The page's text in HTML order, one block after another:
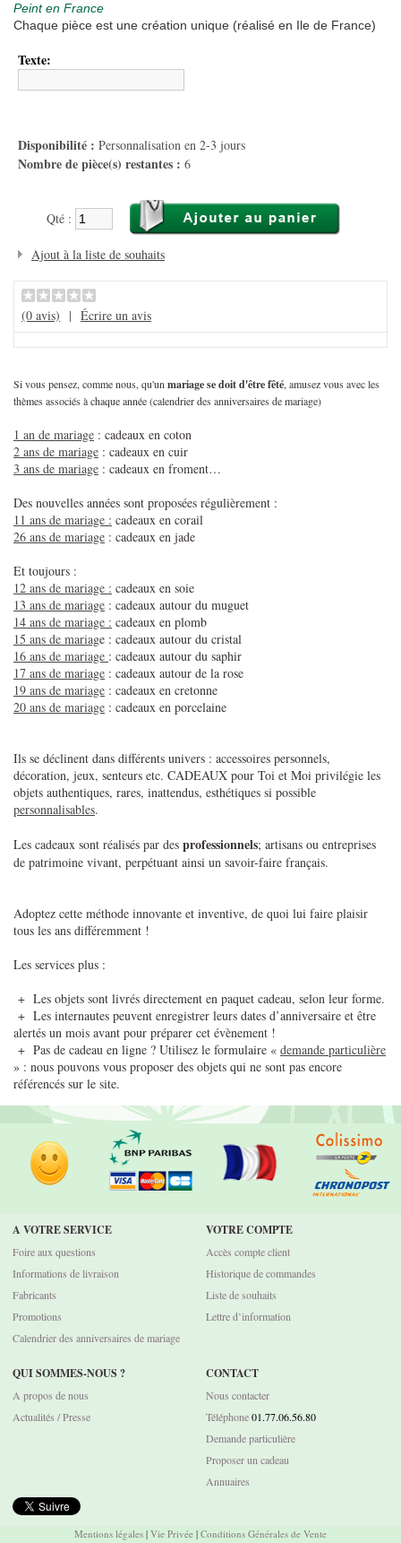
Peint en France
Chaque pièce est une création unique (réalisé en Ile de France)
Texte:
Disponibilité : Personnalisation en 2-3 jours
Nombre de pièce(s) restantes : 6
Qté :
Ajout à la liste de souhaits
(0 avis) | Écrire un avis
Si vous pensez, comme nous, qu'unmariage se doit d'être fêté, amusez vous avec les
thèmes associés à chaque année (calendrier des anniversaires de mariage)
1 an de mariage : cadeaux en coton
2 ans de mariage : cadeaux en cuir
3 ans de mariage : cadeaux en froment…
Des nouvelles années sont proposées régulièrement :
11 ans de mariage : cadeaux en corail
26 ans de mariage : cadeaux en jade
Et toujours :
12 ans de mariage : cadeaux en soie
13 ans de mariage : cadeaux autour du muguet
14 ans de mariage : cadeaux en plomb
15 ans de mariage : cadeaux autour du cristal
16 ans de mariage : cadeaux autour du saphir
17 ans de mariage : cadeaux autour de la rose
19 ans de mariage : cadeaux en cretonne
20 ans de mariage : cadeaux en porcelaine
Ils se déclinent dans différents univers : accessoires personnels,
décoration, jeux, senteurs etc. CADEAUX pour Toi et Moi privilégie les
objets authentiques, rares, inattendus, esthétiques si possible
personnalisables.
Les cadeaux sont réalisés par des professionnels; artisans ou entreprises
de patrimoine vivant, perpétuant ainsi un savoir-faire français.
Adoptez cette méthode innovante et inventive, de quoi lui faire plaisir
tous les ans différemment !
Les services plus :
+ Les objets sont livrés directement en paquet cadeau, selon leur forme.
+ Les internautes peuvent enregistrer leurs dates d’anniversaire et être
alertés un mois avant pour préparer cet évènement !
+ Pas de cadeau en ligne ? Utilisez le formulaire « demande particulière
» : nous pouvons vous proposer des objets qui ne sont pas encore
référencés sur le site.
A VOTRE SERVICE
Foire aux questions
Informations de livraison
Fabricants
Promotions
Calendrier des anniversaires de mariage
VOTRE COMPTE
Accès compte client
Historique de commandes
Liste de souhaits
Lettre d’information
QUI SOMMES-NOUS ?
A propos de nous
Actualités / Presse
CONTACT
Nous contacter
Téléphone01.77.06.56.80
Demande particulière
Proposer un cadeau
Annuaires
Mentions légales | Vie Privée | Conditions Générales de Vente